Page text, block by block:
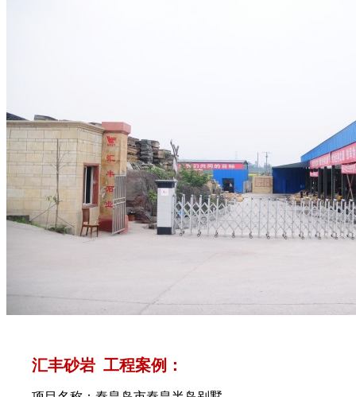
汇丰砂岩 工程案例：